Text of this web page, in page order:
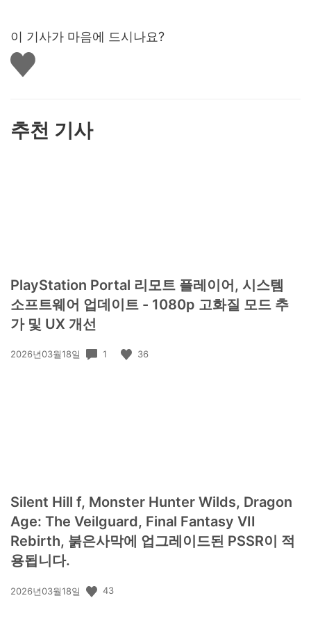
이 기사가 마음에 드시나요?
좋
아
추천 기사
PlayStation Portal 리모트 플레이어, 시스템
소프트웨어 업데이트 - 1080p 고화질 모드 추
가 및 UX 개선
공
2026년03월18일 1 36
Silent Hill f, Monster Hunter Wilds, Dragon
Age: The Veilguard, Final Fantasy VII
Rebirth, 붉은사막에 업그레이드된 PSSR이 적
용됩니다.
공
2026년03월18일 43